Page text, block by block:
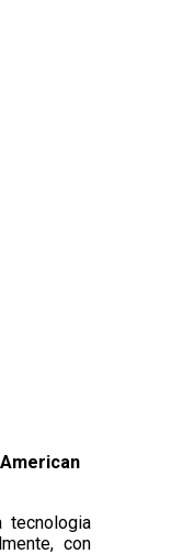
tecnologia
con